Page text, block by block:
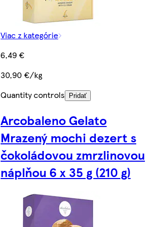
Viac z kategórie
6,49 €
30,90 €/kg
Quantity controls
Pridať
Arcobaleno Gelato
Mrazený mochi dezert s
čokoládovou zmrzlinovou
náplňou 6 x 35 g (210 g)